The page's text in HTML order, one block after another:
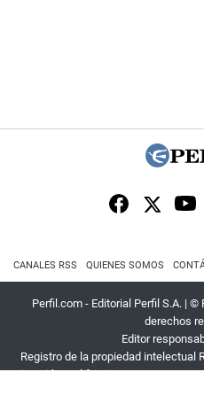
CANALES RSS QUIENES SOMOS
Perfil.com - Editorial Perfil S.A. | ©
derechos
Editor
Registro de la propiedad intelectual
Dirección:California 2715,C1289ABI,